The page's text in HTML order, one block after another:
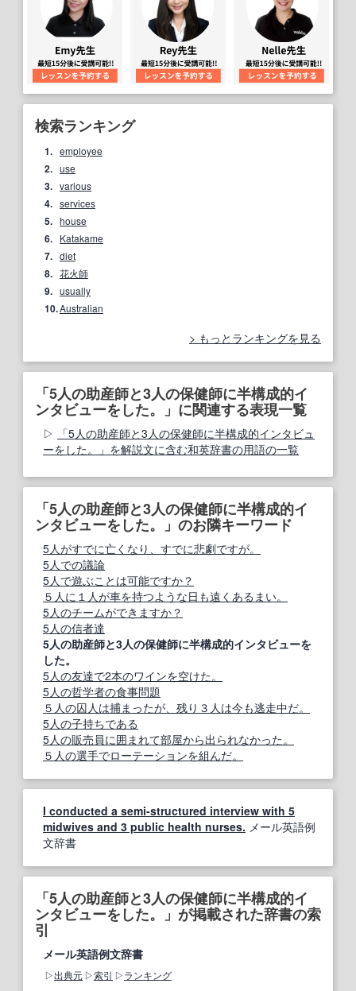
検索ランキング
1. employee
2. use
3. various
4. services
5. house
6. Katakame
7. diet
8. 花火師
9. usually
10.Australian
もっとランキングを見る
「5人の助産師と3人の保健師に半構成的イ
ンタビューをした。」に関連する表現一覧
「5人の助産師と3人の保健師に半構成的インタビュ
ーをした。」を解説文に含む和英辞書の用語の一覧
「5人の助産師と3人の保健師に半構成的イ
ンタビューをした。」のお隣キーワード
5人がすでに亡くなり、すでに悲劇ですが。
5人での議論
5人で遊ぶことは可能ですか？
５人に１人が車を持つような日も遠くあるまい。
5人のチームができますか？
5人の信者達
5人の助産師と3人の保健師に半構成的インタビューを
した。
5人の友達で2本のワインを空けた。
5人の哲学者の食事問題
５人の囚人は捕まったが、残り３人は今も逃走中だ。
5人の子持ちである
5人の販売員に囲まれて部屋から出られなかった。
５人の選手でローテーションを組んだ。
I conducted a semi-structured interview with 5
midwives and 3 public health nurses. メール英語例
文辞書
「5人の助産師と3人の保健師に半構成的イ
ンタビューをした。」が掲載された辞書の索
引
メール英語例文辞書
出典元 索引 ランキング